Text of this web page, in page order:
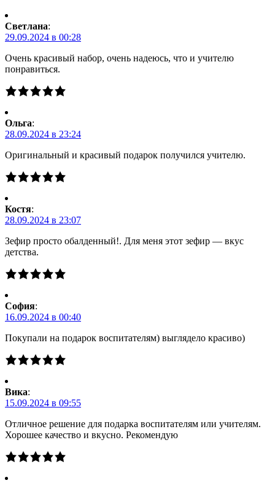
Светлана:
29.09.2024 в 00:28
Очень красивый набор, очень надеюсь, что и учителю
понравиться.
Ольга:
28.09.2024 в 23:24
Оригинальный и красивый подарок получился учителю.
Костя:
28.09.2024 в 23:07
Зефир просто обалденный!. Для меня этот зефир — вкус
детства.
Cофия:
16.09.2024 в 00:40
Покупали на подарок воспитателям) выглядело красиво)
Вика:
15.09.2024 в 09:55
Отличное решение для подарка воспитателям или учителям.
Хорошее качество и вкусно. Рекомендую